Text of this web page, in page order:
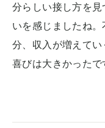
分らしい接し方を
いを感じましたね
分、収入が増えて
喜びは大きかったで